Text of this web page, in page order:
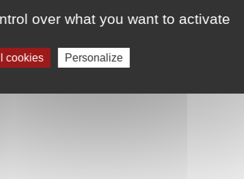
over what you want to activate
cookies Personalize